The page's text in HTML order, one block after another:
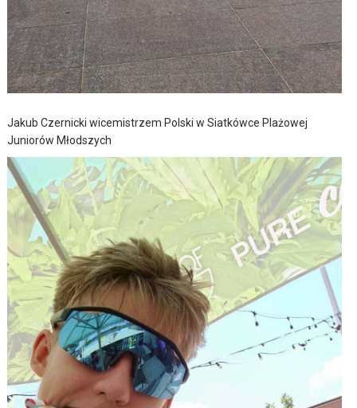
Jakub Czernicki wicemistrzem Polski w Siatkówce Plażowej
Juniorów Młodszych